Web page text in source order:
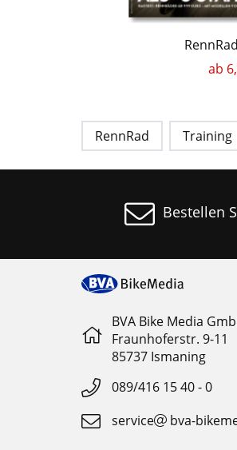
ab
RennRad Training
Bestellen
BVA Bike Media
Fraunhoferstr. 9-11
85737 Ismaning
089/416 15 40 - 0
service
bva-